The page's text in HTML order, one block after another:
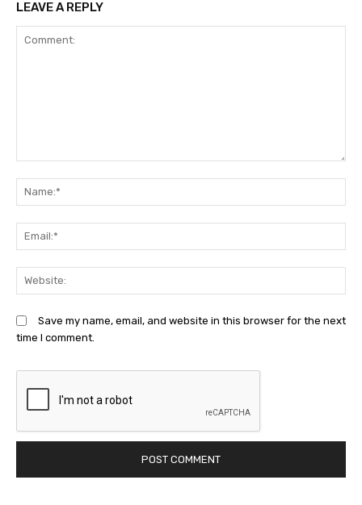
LEAVE A REPLY
Save my name, email, and website in this browser for the next
time I comment.